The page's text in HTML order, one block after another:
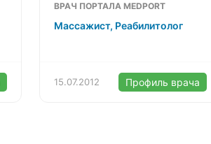
ВРАЧ ПОРТАЛА MEDPORT
Массажист, Реабилитолог
15.07.2012 Профиль врача